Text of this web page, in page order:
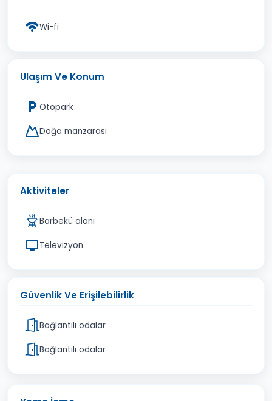
Wi-fi
Ulaşım Ve Konum
Otopark
Doğa manzarası
Aktiviteler
Barbekü alanı
Televizyon
Güvenlik Ve Erişilebilirlik
Bağlantılı odalar
Bağlantılı odalar